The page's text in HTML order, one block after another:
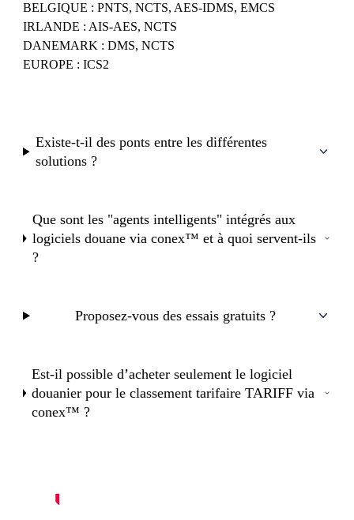
BELGIQUE : PNTS, NCTS, AES-IDMS, EMCS
IRLANDE : AIS-AES, NCTS
DANEMARK : DMS, NCTS
EUROPE : ICS2
Existe-t-il des ponts entre les différentes
solutions ?
Que sont les "agents intelligents" intégrés aux
logiciels douane via conex™ et à quoi servent-ils
?
Proposez-vous des essais gratuits ?
Est-il possible d’acheter seulement le logiciel
douanier pour le classement tarifaire TARIFF via
conex™ ?